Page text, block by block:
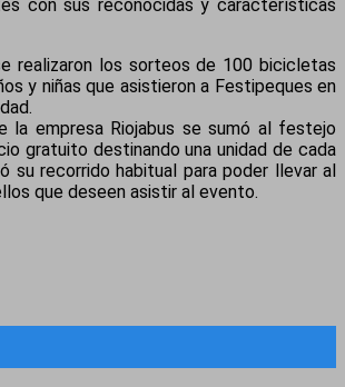
con sus reconocidas y características
realizaron los sorteos de 100 bicicletas
y niñas que asistieron a Festipeques en
la empresa Riojabus se sumó al festejo
gratuito destinando una unidad de cada
su recorrido habitual para poder llevar al
que deseen asistir al evento.